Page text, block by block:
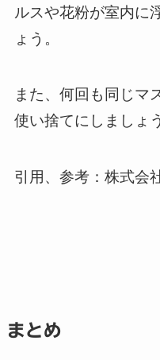
ルスや花粉が室内に
ょう。
また、何回も同じマ
使い捨てにしましょ
引用、参考：株式
まとめ